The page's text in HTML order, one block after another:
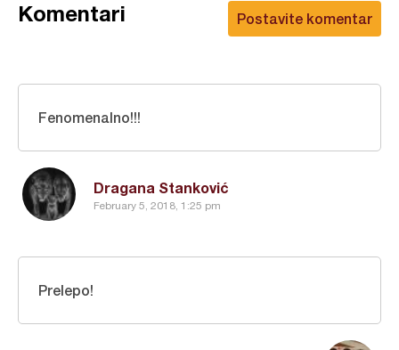
Postavite komentar
Komentari
Dragana Stanković
February 5, 2018, 1:25 pm
Fenomenalno!!!
Prelepo!